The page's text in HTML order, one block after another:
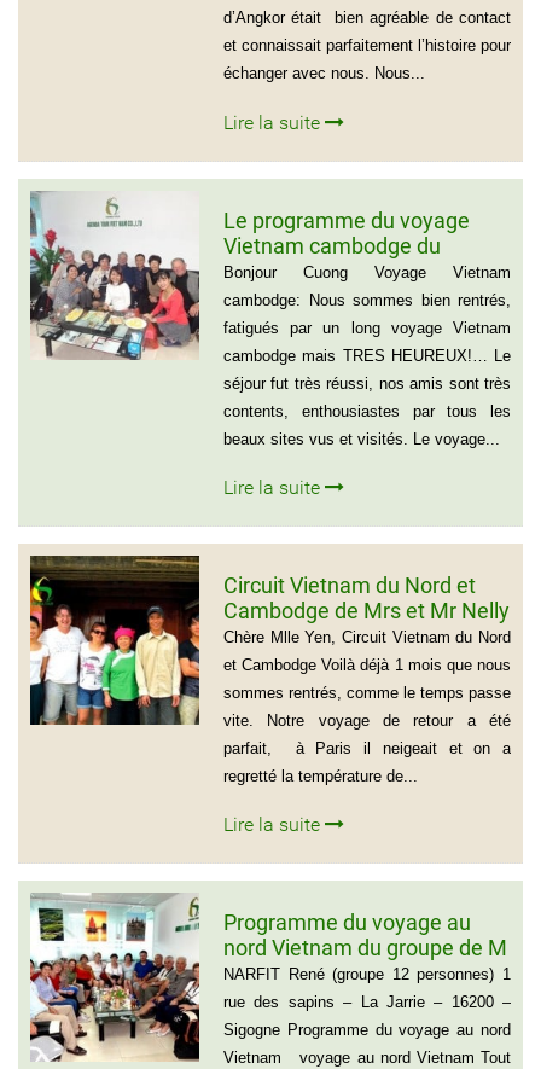
d’Angkor était bien agréable de contact
et connaissait parfaitement l’histoire pour
échanger avec nous. Nous...
Lire la suite
Le programme du voyage
Vietnam cambodge du
groupe de madame Anna
BOVO
Bonjour Cuong Voyage Vietnam
cambodge: Nous sommes bien rentrés,
fatigués par un long voyage Vietnam
cambodge mais TRES HEUREUX!… Le
séjour fut très réussi, nos amis sont très
contents, enthousiastes par tous les
beaux sites vus et visités. Le voyage...
Lire la suite
Circuit Vietnam du Nord et
Cambodge de Mrs et Mr Nelly
et Christian BROSSARD
Chère Mlle Yen, Circuit Vietnam du Nord
et Cambodge Voilà déjà 1 mois que nous
sommes rentrés, comme le temps passe
vite. Notre voyage de retour a été
parfait, à Paris il neigeait et on a
regretté la température de...
Lire la suite
Programme du voyage au
nord Vietnam du groupe de M
NARFIT RENÉ(12
PERSONNES)
NARFIT René (groupe 12 personnes) 1
rue des sapins – La Jarrie – 16200 –
Sigogne Programme du voyage au nord
Vietnam voyage au nord Vietnam Tout